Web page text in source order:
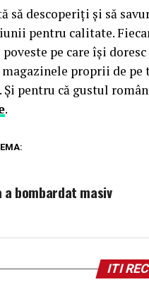
să descoperiți și să
pentru calitate.
pe care își
proprii de
Și pentru că gustul
.
a bombardat masiv
ITI